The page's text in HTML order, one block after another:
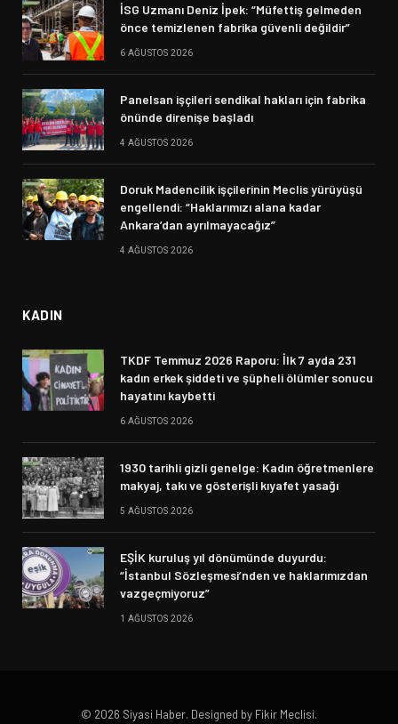
İSG Uzmanı Deniz İpek: “Müfettiş gelmeden
önce temizlenen fabrika güvenli değildir”
6 AĞUSTOS 2026
Panelsan işçileri sendikal hakları için fabrika
önünde direnişe başladı
4 AĞUSTOS 2026
Doruk Madencilik işçilerinin Meclis yürüyüşü
engellendi: “Haklarımızı alana kadar
Ankara’dan ayrılmayacağız”
4 AĞUSTOS 2026
KADIN
TKDF Temmuz 2026 Raporu: İlk 7 ayda 231
kadın erkek şiddeti ve şüpheli ölümler sonucu
hayatını kaybetti
6 AĞUSTOS 2026
1930 tarihli gizli genelge: Kadın öğretmenlere
makyaj, takı ve gösterişli kıyafet yasağı
5 AĞUSTOS 2026
EŞİK kuruluş yıl dönümünde duyurdu:
“İstanbul Sözleşmesi’nden ve haklarımızdan
vazgeçmiyoruz”
1 AĞUSTOS 2026
© 2026 Siyasi Haber. Designed by Fikir Meclisi.